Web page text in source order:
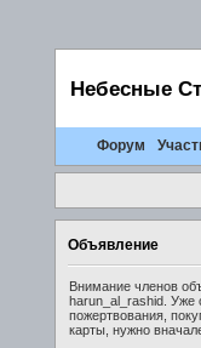
Небесные
Форум
Объявление
Внимание членов
harun_al_rashid. Уже
пожертвования,
карты, нужно